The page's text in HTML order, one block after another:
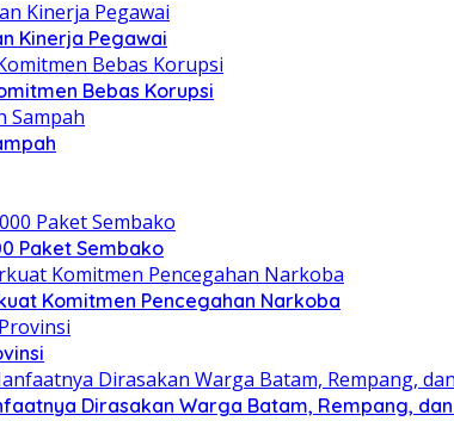
Kinerja Pegawai
Bebas Korupsi
Paket Sembako
Komitmen Pencegahan Narkoba
Dirasakan Warga Batam, Rempang,